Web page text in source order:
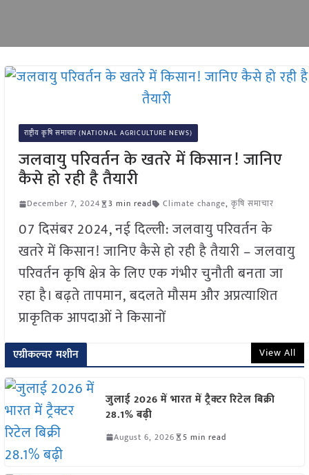
राष्ट्रीय कृषि समाचार (NATIONAL AGRICULTURE NEWS)
जलवायु परिवर्तन के खतरे में किसान! जानिए
कैसे हो रही है तैयारी
December 7, 2024 3 min read Climate change, कृषि समाचार
07 दिसंबर 2024, नई दिल्ली: जलवायु परिवर्तन के
खतरे में किसान! जानिए कैसे हो रही है तैयारी – जलवायु
परिवर्तन कृषि क्षेत्र के लिए एक गंभीर चुनौती बनता जा
रहा है। बढ़ते तापमान, बदलते मौसम और अप्रत्याशित
प्राकृतिक आपदाओं ने किसानों
एग्रीकल्चर मशीन View All
जुलाई 2026 में भारत में ट्रैक्टर रिटेल बिक्री
28.1% बढ़ी
August 6, 2026 5 min read